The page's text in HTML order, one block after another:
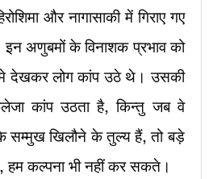
और नागासाकी में गिराए गए
अणुबमों के विनाशक प्रभाव को
मे देखकर लोग कांप उठे थे। उसकी
कांप उठता है, किन्तु जब वे
सम्मुख खिलौने के तुल्य हैं, तो बड़े
कल्पना भी नहीं कर सकते।